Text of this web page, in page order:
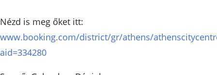
Nézd is meg őket itt:
www.booking.com/district/gr/athens/
aid=334280